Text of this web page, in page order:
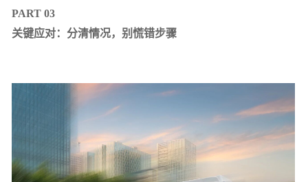
PART 03
关键应对：分清情况，别慌错步骤